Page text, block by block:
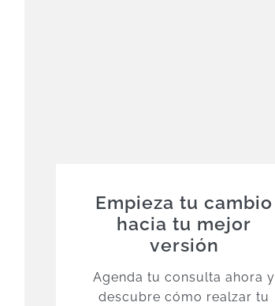
Empieza tu cambio
hacia tu mejor
versión
Agenda tu consulta ahora y
descubre cómo realzar tu